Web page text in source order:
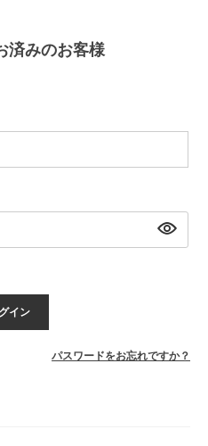
済みのお客様
イン
パスワードをお忘れですか？